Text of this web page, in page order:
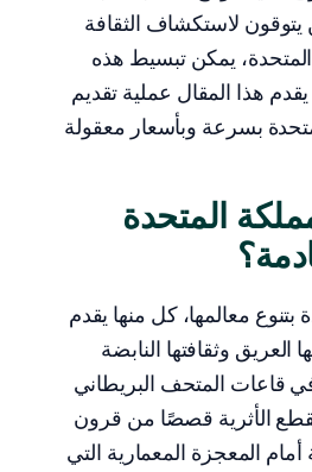
يتوقون لاستكشاف الثقافة
المتحدة، يمكن تبسيط هذه
هذا المقال عملية تقديم
بسرعة وبأسعار معقولة
المتحدة
معالمها، كل منها يقدم
وثقافتها النابضة
قاعات المتحف البريطاني
الأثرية قصصًا من قرون
المعجزة المعمارية التي